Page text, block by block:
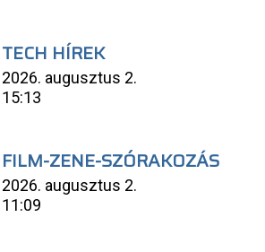
TECH HÍREK
2026. augusztus 2.
15:13
FILM-ZENE-SZÓRAKOZÁS
2026. augusztus 2.
11:09